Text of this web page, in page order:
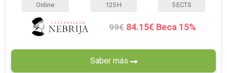
Online 125 H 5 ECTS
99€ 84.15€ Beca 15%
Saber más